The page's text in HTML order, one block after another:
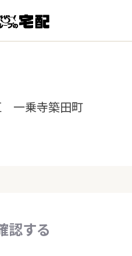
一乗寺築田町
認する